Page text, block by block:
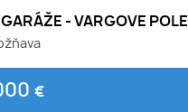
- VARGOVE POLE
€